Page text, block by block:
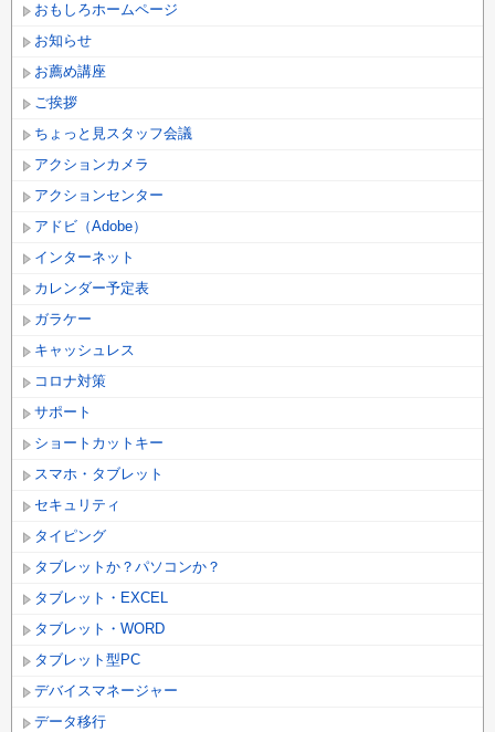
おもしろホームページ
お知らせ
お薦め講座
ご挨拶
ちょっと見スタッフ会議
アクションカメラ
アクションセンター
アドビ（Adobe）
インターネット
カレンダー予定表
ガラケー
キャッシュレス
コロナ対策
サポート
ショートカットキー
スマホ・タブレット
セキュリティ
タイピング
タブレットか？パソコンか？
タブレット・EXCEL
タブレット・WORD
タブレット型PC
デバイスマネージャー
データ移行